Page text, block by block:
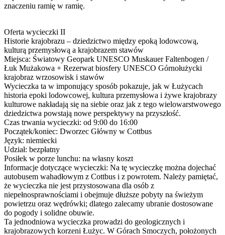
znaczeniu ramię w ramię.
Oferta wycieczki II
Historie krajobrazu – dziedzictwo między epoką lodowcową,
kulturą przemysłową a krajobrazem stawów
Miejsca: Światowy Geopark UNESCO Muskauer Faltenbogen /
Łuk Mużakowa + Rezerwat biosfery UNESCO Górnołużycki
krajobraz wrzosowisk i stawów
Wycieczka ta w imponujący sposób pokazuje, jak w Łużycach
historia epoki lodowcowej, kultura przemysłowa i żywe krajobrazy
kulturowe nakładają się na siebie oraz jak z tego wielowarstwowego
dziedzictwa powstają nowe perspektywy na przyszłość.
Czas trwania wycieczki: od 9:00 do 16:00
Początek/koniec: Dworzec Główny w Cottbus
Język: niemiecki
Udział: bezpłatny
Posiłek w porze lunchu: na własny koszt
Informacje dotyczące wycieczki: Na tę wycieczkę można dojechać
autobusem wahadłowym z Cottbus i z powrotem. Należy pamiętać,
że wycieczka nie jest przystosowana dla osób z
niepełnosprawnościami i obejmuje dłuższe pobyty na świeżym
powietrzu oraz wędrówki; dlatego zalecamy ubranie dostosowane
do pogody i solidne obuwie.
Ta jednodniowa wycieczka prowadzi do geologicznych i
krajobrazowych korzeni Łużyc. W Górach Smoczych, położonych